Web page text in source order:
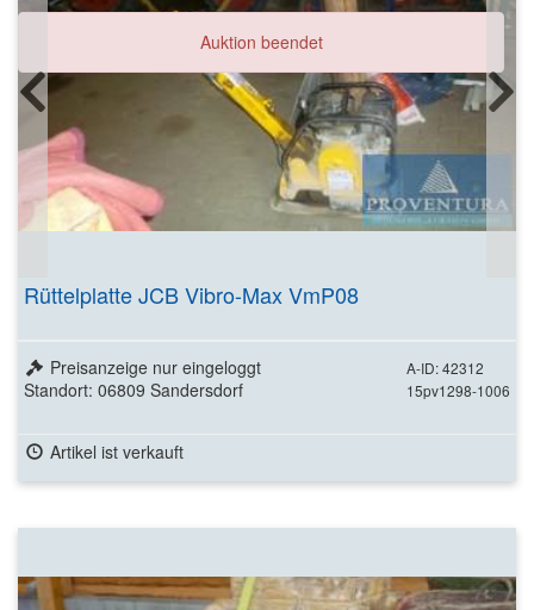
Auktion beendet
Rüttelplatte JCB Vibro-Max VmP08
A-ID: 42312
15pv1298-1006
Preisanzeige nur eingeloggt
Standort: 06809 Sandersdorf
Artikel ist verkauft